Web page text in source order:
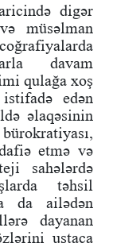
digər
müsəlman
davam
qulağa xoş
istifadə edən
əlaqəsinin
etmə və
sahələrdə
təhsil
da ailədən
dayanan
ustaca